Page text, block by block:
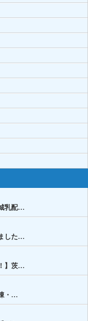
乳配…
した…
】茨…
・…